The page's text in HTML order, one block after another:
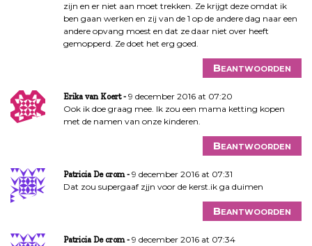
zijn en er niet aan moet trekken. Ze krijgt deze omdat ik
ben gaan werken en zij van de 1 op de andere dag naar een
andere opvang moest en dat ze daar niet over heeft
gemopperd. Ze doet het erg goed.
Beantwoorden
Erika van Koert
9 december 2016 at 07:20
Ook ik doe graag mee. Ik zou een mama ketting kopen
met de namen van onze kinderen.
Beantwoorden
Patricia De crom
9 december 2016 at 07:31
Dat zou supergaaf zjjn voor de kerst.ik ga duimen
Beantwoorden
Patricia De crom
9 december 2016 at 07:34